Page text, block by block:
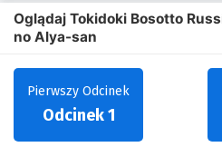
Oglądaj Tokidoki Bosotto
no Alya-san
Pierwszy Odcinek
Odcinek 1